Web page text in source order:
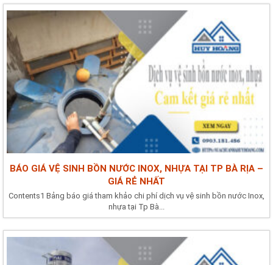
BÁO GIÁ VỆ SINH BỒN NƯỚC INOX, NHỰA TẠI TP BÀ RỊA –
GIÁ RẺ NHẤT
Contents1 Bảng báo giá tham khảo chi phí dịch vụ vệ sinh bồn nước Inox,
nhựa tại Tp Bà...